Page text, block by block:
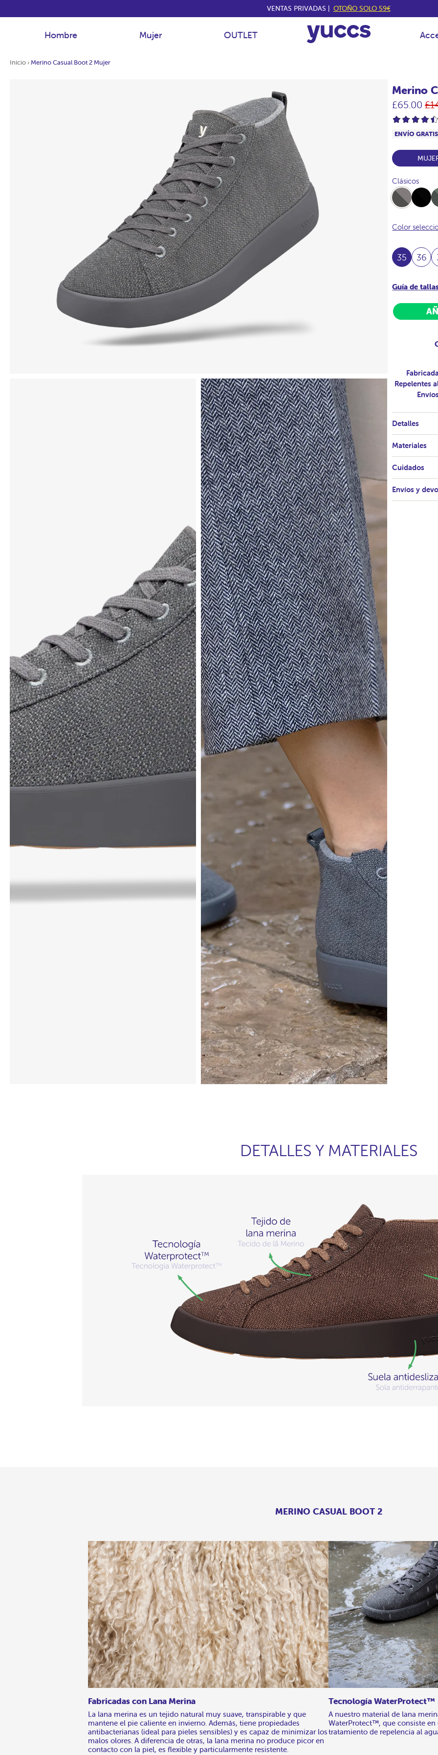
VENTAS PRIVADAS | OTOÑO SOLO 59€
Hombre Mujer OUTLET
Inicio › Merino Casual Boot 2 Mujer
Merino
£65.00
ENVÍO GRATIS
Clásicos
Full-
Marengo
Full-
Black
Full-
Color
35 36
Guía de
Repelentes
Detalles
Materiales
Cuidados
Envíos y
DETALLES Y MATERIALES
MERINO CASUAL BOOT 2
Fabricadas con Lana Merina
La lana merina es un tejido natural muy suave, transpirable y que
mantene el pie caliente en invierno. Además, tiene propiedades
antibacterianas (ideal para pieles sensibles) y es capaz de minimizar los
malos olores. A diferencia de otras, la lana merina no produce picor en
contacto con la piel, es flexible y particularmente resistente.
Tecnología WaterProtect™
A nuestro material de lana
WaterProtect™, que consiste
tratamiento de repelencia al